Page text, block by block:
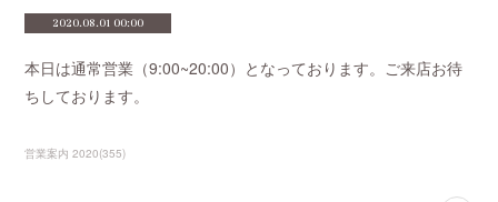
2020.08.01 00:00
本日は通常営業（9:00~20:00）となっております。ご来店お待
ちしております。
営業案内 2020(355)